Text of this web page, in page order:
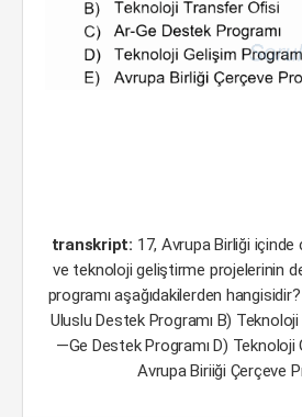
transkript: 17, Avrupa Birliği
ve teknoloji geliştirme projelerinin
programı aşağıdakilerden
Uluslu Destek Programı B)
—Ge Destek Programı D) Teknoloji
Avrupa Biriiği Çerçeve